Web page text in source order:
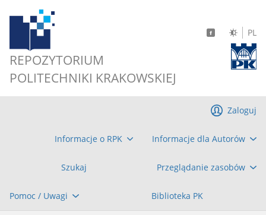
REPOZYTORIUM
POLITECHNIKI KRAKOWSKIEJ
PL
Informacje o RPK Informacje dla Autorów
Szukaj Przeglądanie zasobów
Pomoc / Uwagi Biblioteka PK
Zaloguj